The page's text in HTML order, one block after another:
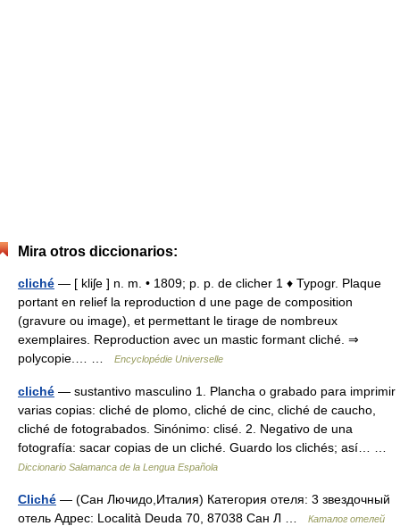
Mira otros diccionarios:
cliché — [ kliʃe ] n. m. • 1809; p. p. de clicher 1 ♦ Typogr. Plaque
portant en relief la reproduction d une page de composition
(gravure ou image), et permettant le tirage de nombreux
exemplaires. Reproduction avec un mastic formant cliché. ⇒
polycopie.… …
Encyclopédie Universelle
cliché — sustantivo masculino 1. Plancha o grabado para imprimir
varias copias: cliché de plomo, cliché de cinc, cliché de caucho,
cliché de fotograbados. Sinónimo: clisé. 2. Negativo de una
fotografía: sacar copias de un cliché. Guardo los clichés; así… …
Diccionario Salamanca de la Lengua Española
Cliché — (Сан Лючидо,Италия) Категория отеля: 3 звездочный
отель Адрес: Località Deuda 70, 87038 Сан Л …
Каталог отелей